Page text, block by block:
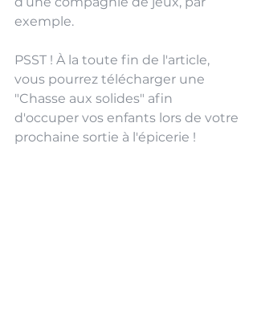
exemple.
PSST ! À la toute fin de l'article,
vous pourrez télécharger une
"Chasse aux solides" afin
d'occuper vos enfants lors de votre
prochaine sortie à l'épicerie !